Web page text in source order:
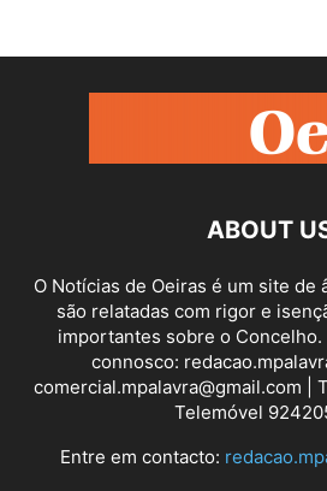
ABOUT
O Notícias de Oeiras é um site de
são relatadas com rigor e
importantes sobre o
connosco:
comercial.mpalavra@gmail.com |
Telemóvel
Entre em contacto: